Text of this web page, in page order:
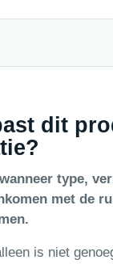
dit
type,
met de
is niet